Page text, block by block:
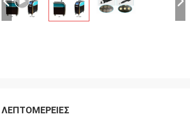
ΛΕΠΤΟΜΈΡΕΙΕΣ